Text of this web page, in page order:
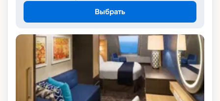
Выбрать